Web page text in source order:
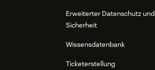
Erweiterter Datenschutz und
Sicherheit
Wissensdatenbank
Ticketerstellung